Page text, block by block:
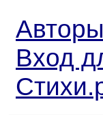
Авторы
Вход